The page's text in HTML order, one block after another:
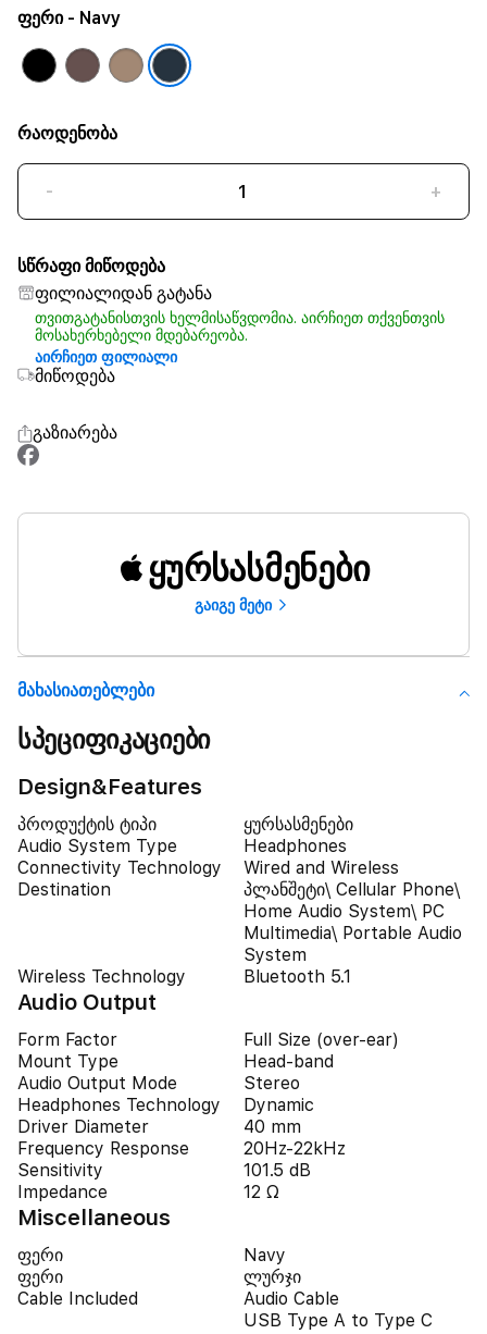
ფერი- Navy
რაოდენობა
- +
სწრაფი მიწოდება
ფილიალიდან გატანა
თვითგატანისთვის ხელმისაწვდომია. აირჩიეთ თქვენთვის
მოსახერხებელი მდებარეობა.
აირჩიეთ ფილიალი
მიწოდება
გაზიარება
ყურსასმენები
გაიგე მეტი
Მახასიათებლები
სპეციფიკაციები
Design&Features
პროდუქტის ტიპი
ყურსასმენები
Audio System Type
Headphones
Connectivity Technology
Wired and Wireless
Destination
პლანშეტი\ Cellular Phone\
Home Audio System\ PC
Multimedia\ Portable Audio
System
Wireless Technology
Bluetooth 5.1
Audio Output
Form Factor
Full Size (over-ear)
Mount Type
Head-band
Audio Output Mode
Stereo
Headphones Technology
Dynamic
Driver Diameter
40 mm
Frequency Response
20Hz-22kHz
Sensitivity
101.5 dB
Impedance
12 Ω
Miscellaneous
ფერი
Navy
ფერი
ლურჯი
Cable Included
Audio Cable
USB Type A to Type C